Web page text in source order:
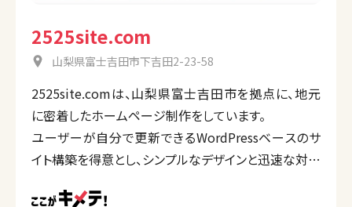
2525site.com
山梨県富士吉田市下吉田2-23-58
2525site.comは、山梨県富士吉田市を拠点に、地元
に密着したホームページ制作をしています。
ユーザーが自分で更新できるWordPressベースのサ
イト構築を得意とし、シンプルなデザインと迅速な対応
顧客のニーズを把握し、SEO対応やSNS連携のサポー